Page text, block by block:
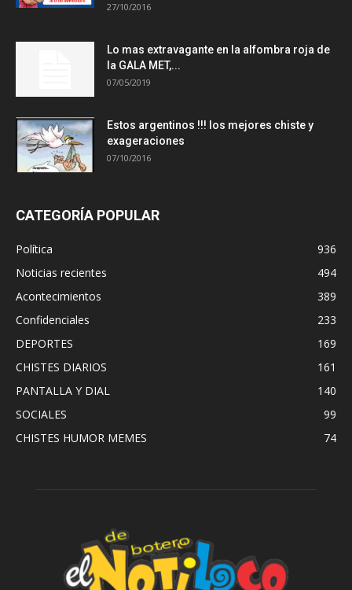
27/10/2016
Lo mas extravagante en la alfombra roja de
la GALA MET,...
07/05/2019
Estos argentinos !!! los mejores chiste y
exageraciones
07/10/2016
CATEGORÍA POPULAR
Política
936
Noticias recientes
494
Acontecimientos
389
Confidenciales
233
DEPORTES
169
CHISTES DIARIOS
161
PANTALLA Y DIAL
140
SOCIALES
99
CHISTES HUMOR MEMES
74